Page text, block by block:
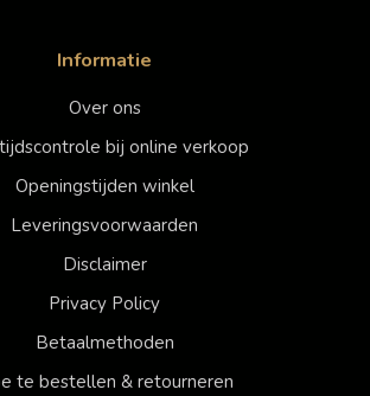
Informatie
Over ons
bij online verkoop
Openingstijden winkel
Leveringsvoorwaarden
Disclaimer
Privacy Policy
Betaalmethoden
te bestellen & retourneren